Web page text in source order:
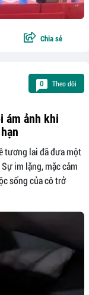
Chia sẻ
0 Theo dõi
ám ảnh khi
tương lai đã đưa một
im lặng, mặc cảm
sống của cô trở